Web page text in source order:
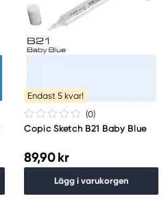
Endast 5 kvar!
(0)
Copic Sketch B21 Baby Blue
89,90 kr
Lägg i varukorgen